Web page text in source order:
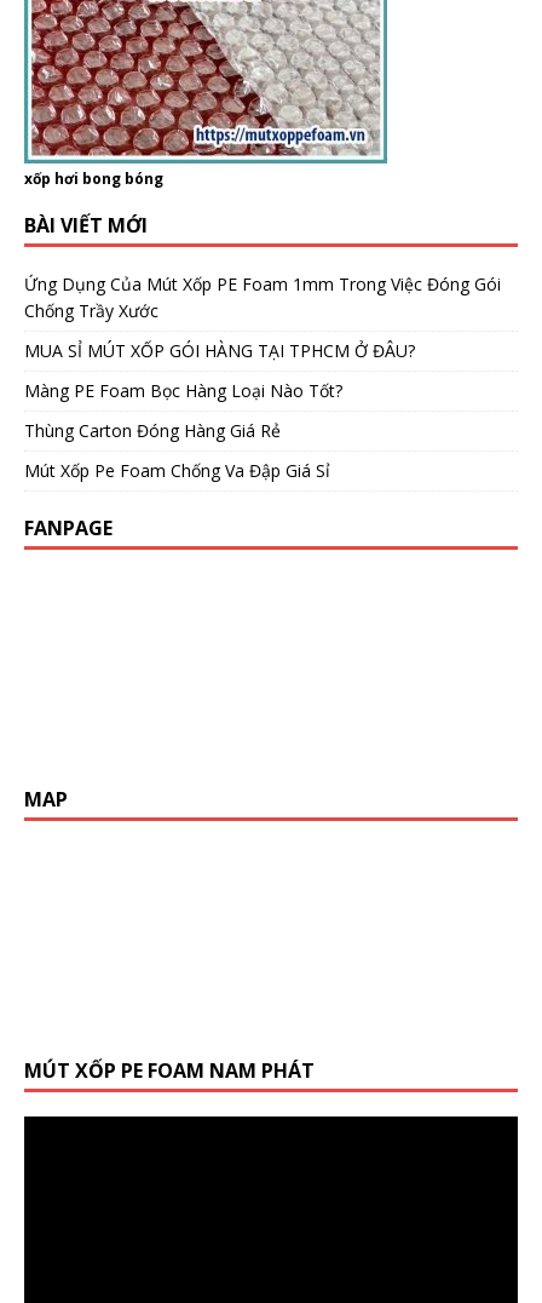
xốp hơi bong bóng
BÀI VIẾT MỚI
Ứng Dụng Của Mút Xốp PE Foam 1mm Trong Việc Đóng Gói
Chống Trầy Xước
MUA SỈ MÚT XỐP GÓI HÀNG TẠI TPHCM Ở ĐÂU?
Màng PE Foam Bọc Hàng Loại Nào Tốt?
Thùng Carton Đóng Hàng Giá Rẻ
Mút Xốp Pe Foam Chống Va Đập Giá Sỉ
FANPAGE
MAP
MÚT XỐP PE FOAM NAM PHÁT